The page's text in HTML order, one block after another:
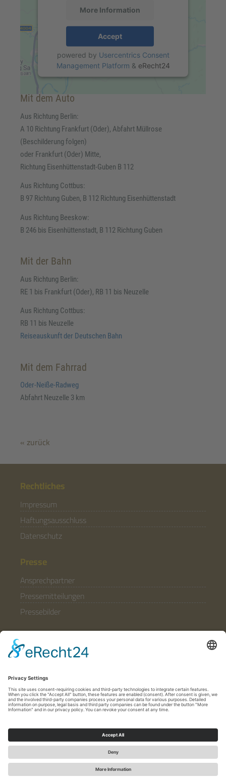
More Information
Accept
powered by Usercentrics Consent
Management Platform & eRecht24
Mit dem Auto
Aus Richtung Berlin:
A 10 Richtung Frankfurt (Oder), Abfahrt Müllrose
(Beschilderung folgen)
oder Frankfurt (Oder) Mitte,
Richtung Eisenhüttenstadt-Guben B 112
Aus Richtung Cottbus:
B 97 Richtung Guben, B 112 Richtung Eisenhüttenstadt
Aus Richtung Beeskow:
B 246 bis Eisenhüttenstadt, B 112 Richtung Guben
Mit der Bahn
Aus Richtung Berlin:
RE 1 bis Frankfurt (Oder), RB 11 bis Neuzelle
Aus Richtung Cottbus:
RB 11 bis Neuzelle
Reiseauskunft der Deutschen Bahn
Mit dem Fahrrad
Oder-Neiße-Radweg
Abfahrt Neuzelle 3 km
« zurück
Rechtliches
Impressum
Haftungsausschluss
Datenschutz
Presse
Ansprechpartner
Pressemitteilungen
Pressebilder
Partner & Förderer
Häufige Fragen
Folgen Sie uns
© 2020 - 2026 Stiftung Stift Neuzelle